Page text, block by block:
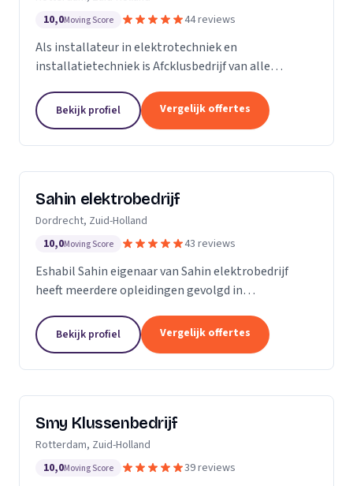
10,0Moving Score 44 reviews
Als installateur in elektrotechniek en
installatietechniek is Afcklusbedrijf van alle
woningbouw, utiliteitsbouw. Op het gebied van
ontwerpen en...
Bekijk profiel Vergelijk offertes
Sahin elektrobedrijf
Dordrecht, Zuid-Holland
10,0Moving Score 43 reviews
Eshabil Sahin eigenaar van Sahin elektrobedrijf
heeft meerdere opleidingen gevolgd in
ging doen want onder andere zijn opa, vader en oom
zijn...
Bekijk profiel Vergelijk offertes
Smy Klussenbedrijf
Rotterdam, Zuid-Holland
10,0Moving Score 39 reviews